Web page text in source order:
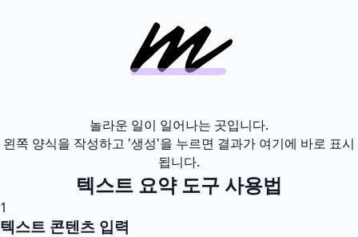
놀라운 일이 일어나는 곳입니다.
왼쪽 양식을 작성하고 '생성'을 누르면 결과가 여기에 바로 표시
됩니다.
텍스트 요약 도구 사용법
1
텍스트 콘텐츠 입력